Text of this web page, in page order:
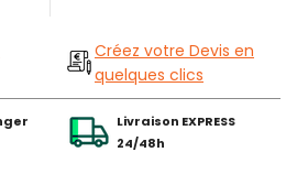
Créez votre Devis en
quelques clics
Livraison EXPRESS
24/48h